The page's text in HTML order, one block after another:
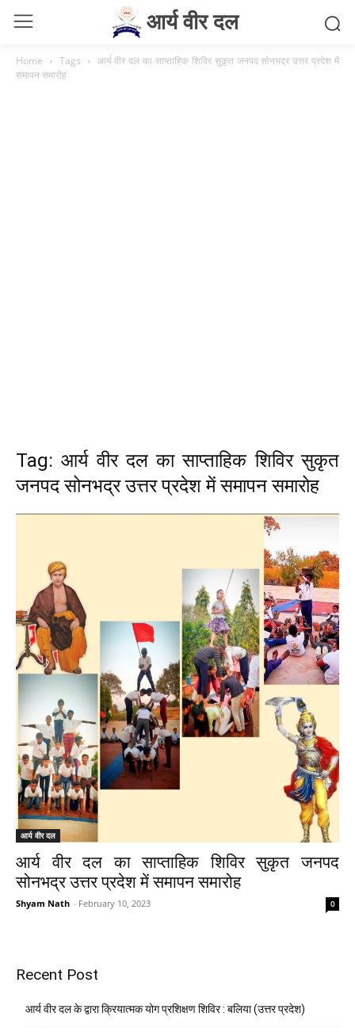
आर्य वीर दल
Home Tags
आर्य वीर दल का साप्ताहिक शिविर सुकृत जनपद सोनभद्र उत्तर प्रदेश में
समापन समारोह
Tag: आर्य वीर दल का साप्ताहिक शिविर सुकृत
जनपद सोनभद्र उत्तर प्रदेश में समापन समारोह
आर्य वीर दल
आर्य वीर दल का साप्ताहिक शिविर सुकृत जनपद
सोनभद्र उत्तर प्रदेश में समापन समारोह
Shyam Nath - February 10, 2023 0
Recent Post
आर्य वीर दल के द्वारा क्रियात्मक योग प्रशिक्षण शिविर : बलिया (उत्तर प्रदेश)